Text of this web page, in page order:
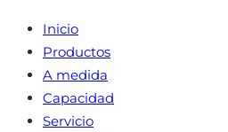
Inicio
Productos
A medida
Capacidad
Servicio